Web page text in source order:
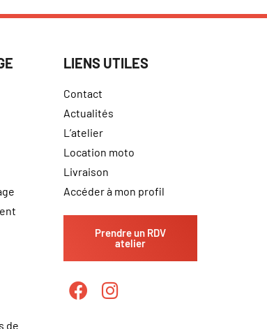
de
LIENS UTILES
Contact
Actualités
L’atelier
Location moto
Livraison
Accéder à mon profil
Prendre un RDV
atelier